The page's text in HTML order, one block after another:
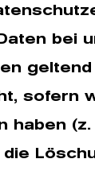
bei
sofern
haben